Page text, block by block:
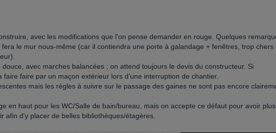
avec les modifications que l'on pense demander en rouge. Quelques
le mur nous-même (car il contiendra une porte à galandage + fenêtres, trop chers
avec marches balancées ; on attend toujours le devis du constructeur. Si
faire par un maçon extérieur lors d'une interruption de chantier.
mais les règles à suivre sur le passage des gaines ne sont pas encore
en haut pour les WC/Salle de bain/bureau, mais on accepte ce défaut pour avoir
afin d'y placer de belles bibliothèques/étagères.